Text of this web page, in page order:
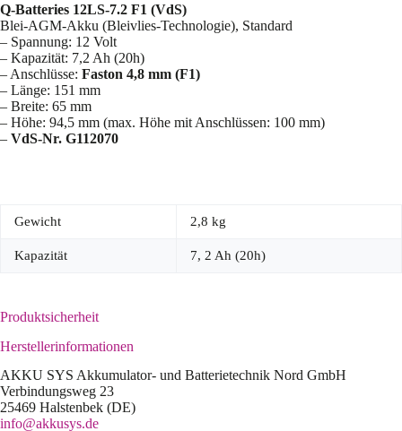
Q-Batteries 12LS-7.2 F1 (VdS)
Blei-AGM-Akku (Bleivlies-Technologie), Standard
– Spannung: 12 Volt
– Kapazität: 7,2 Ah (20h)
– Anschlüsse: Faston 4,8 mm (F1)
– Länge: 151 mm
– Breite: 65 mm
– Höhe: 94,5 mm (max. Höhe mit Anschlüssen: 100 mm)
– VdS-Nr. G112070
Gewicht 2,8 kg
Kapazität 7, 2 Ah (20h)
Produktsicherheit
Herstellerinformationen
AKKU SYS Akkumulator- und Batterietechnik Nord GmbH
Verbindungsweg 23
25469 Halstenbek (DE)
info@akkusys.de